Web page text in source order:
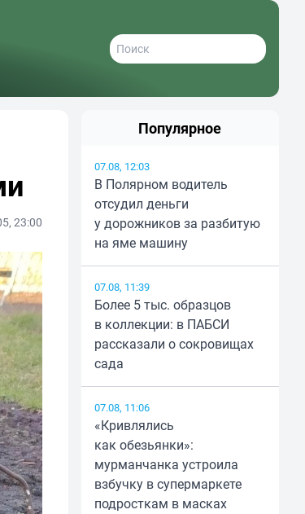
23:00
Популярное
07.08, 12:03
В Полярном водитель
отсудил деньги
у дорожников за разбитую
на яме машину
07.08, 11:39
Более 5 тыс. образцов
в коллекции: в ПАБСИ
рассказали о сокровищах
сада
07.08, 11:06
«Кривлялись
как обезьянки»:
мурманчанка устроила
взбучку в супермаркете
подросткам в масках